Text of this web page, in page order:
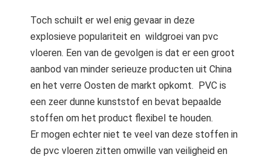
Toch schuilt er wel enig gevaar in deze
explosieve populariteit en wildgroei van pvc
vloeren. Een van de gevolgen is dat er een groot
aanbod van minder serieuze producten uit China
en het verre Oosten de markt opkomt. PVC is
een zeer dunne kunststof en bevat bepaalde
stoffen om het product flexibel te houden.
Er mogen echter niet te veel van deze stoffen in
de pvc vloeren zitten omwille van veiligheid en